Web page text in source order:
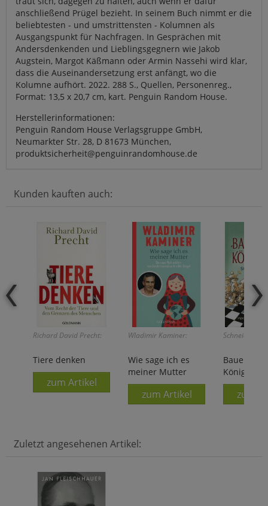
anschließend Prügel bezieht. In seinem Buch nimmt er die
beliebtesten - und umstrittensten - Kolumnen als
Ausgangspunkt für Nachfragen. In Gesprächen mit
Andersdenkenden und Lieblingsgegnern wie Jakob
Augstein, Margot Käßmann oder Armin Nassehi wird klar,
dass die Auseinandersetzung erst anfängt, wo die
Kolumne aufhört. 2022. 288 S., Quellen, Personenreg.,
Format: 13,5 x 20,7 cm, kart. Penguin Random House.
Herstellerinformationen:
Penguin Random House Verlagsgruppe GmbH,
Neumarkter Str. 28, D 81673 München,
produktsicherheit@penguinrandomhouse.de
Kunden kauften auch:
Richard David Precht:
Tiere denken
zum Artikel
Wladimir Kaminer:
Wie sage ich es
meiner Mutter
zum Artikel
Schneider/
Bauer,
König -
zum
Zuletzt angesehenen Artikel: